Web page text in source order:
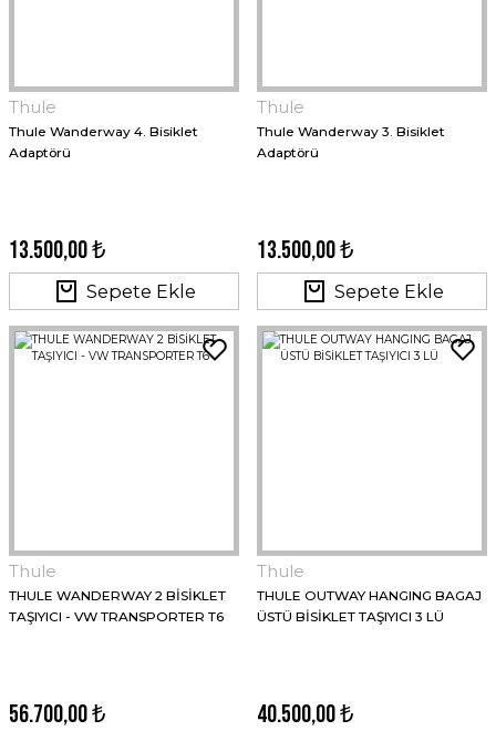
Thule
Thule Wanderway 4. Bisiklet
Adaptörü
13.500,00 ₺
Sepete Ekle
Thule
Thule Wanderway 3. Bisiklet
Adaptörü
13.500,00 ₺
Sepete Ekle
Thule
THULE WANDERWAY 2 BİSİKLET
TAŞIYICI - VW TRANSPORTER T6
56.700,00 ₺
Thule
THULE OUTWAY HANGING BAGAJ
ÜSTÜ BİSİKLET TAŞIYICI 3 LÜ
40.500,00 ₺